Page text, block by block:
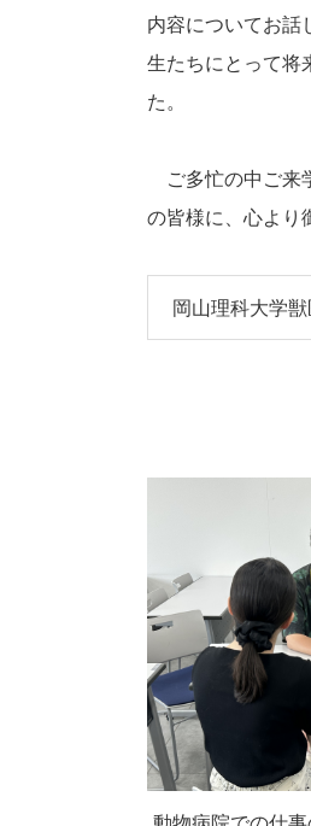
内容についてお話
生たちにとって将
た。
ご多忙の中ご来
の皆様に、心より
岡山理科大学